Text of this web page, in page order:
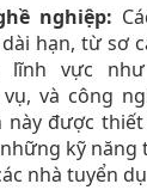
nghiệp:
hạn, từ sơ
lĩnh vực
và công
này được
kỹ
nhà tuyển